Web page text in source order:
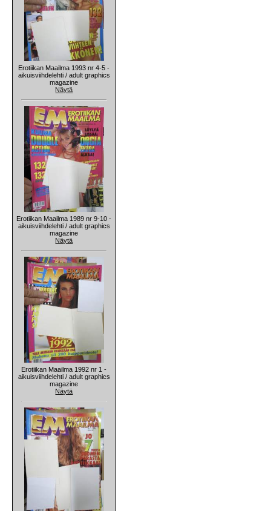
Erotiikan Maailma 1993 nr 4-5 -
aikuisviihdelehti / adult graphics
magazine
Näytä
Erotiikan Maailma 1989 nr 9-10 -
aikuisviihdelehti / adult graphics
magazine
Näytä
Erotiikan Maailma 1992 nr 1 -
aikuisviihdelehti / adult graphics
magazine
Näytä